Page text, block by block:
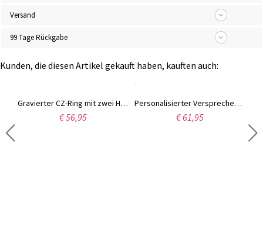
Versand
99 Tage Rückgabe
Kunden, die diesen Artikel gekauft haben, kauften auch:
Gravierter CZ-Ring mit zwei Herz-Geburtsstein in Rosegold
€ 56,95
Personalisierter Versprechen-Ring für Liebe mit doppelten Geburtssteinen in Gold
€ 61,95